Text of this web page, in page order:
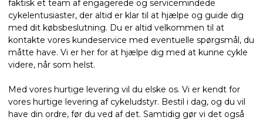
faktisk et team af engagerede og servicemindede
cykelentusiaster, der altid er klar til at hjælpe og guide dig
med dit købsbeslutning. Du er altid velkommen til at
kontakte vores kundeservice med eventuelle spørgsmål, du
måtte have. Vi er her for at hjælpe dig med at kunne cykle
videre, når som helst.
Med vores hurtige levering vil du elske os. Vi er kendt for
vores hurtige levering af cykeludstyr. Bestil i dag, og du vil
have din ordre, før du ved af det. Samtidig gør vi det også